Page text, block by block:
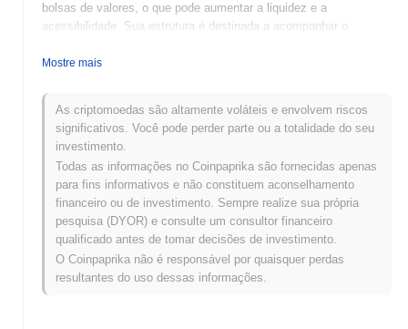
bolsas de valores, o que pode aumentar a liquidez e a
acessibilidade. Sua estrutura é destinada a acompanhar o
investimento regulamentado para aqueles interessados no espaço
principalmente como uma representação de propriedade no ETF,
permitindo que os detentores se beneficiem da valorização do
preço do Dogecoin indiretamente. O DOGE ETF se destaca por
sua abordagem única de conectar as finanças tradicionais ao
mercado de criptomoedas, tornando-se significativo tanto para
entusiastas de cripto quanto para investidores tradicionais que
buscam exposição a ativos digitais em um formato familiar.
Quando e como o DOGE ETF começou?
O DOGE ETF teve origem em abril de 2021, quando uma equipe
de desenvolvedores lançou seu whitepaper, delineando a visão do
Mostre mais
As criptomoedas são altamente voláteis e envolvem riscos
significativos. Você pode perder parte ou a totalidade do seu
investimento.
Todas as informações no Coinpaprika são fornecidas apenas
para fins informativos e não constituem aconselhamento
financeiro ou de investimento. Sempre realize sua própria
pesquisa (DYOR) e consulte um consultor financeiro
qualificado antes de tomar decisões de investimento.
O Coinpaprika não é responsável por quaisquer perdas
resultantes do uso dessas informações.